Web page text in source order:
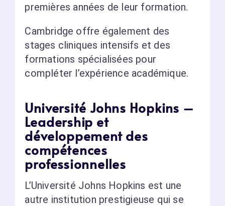
premières années de leur formation.
Cambridge offre également des
stages cliniques intensifs et des
formations spécialisées pour
compléter l’expérience académique.
Université Johns Hopkins –
Leadership et
développement des
compétences
professionnelles
L’Université Johns Hopkins est une
autre institution prestigieuse qui se